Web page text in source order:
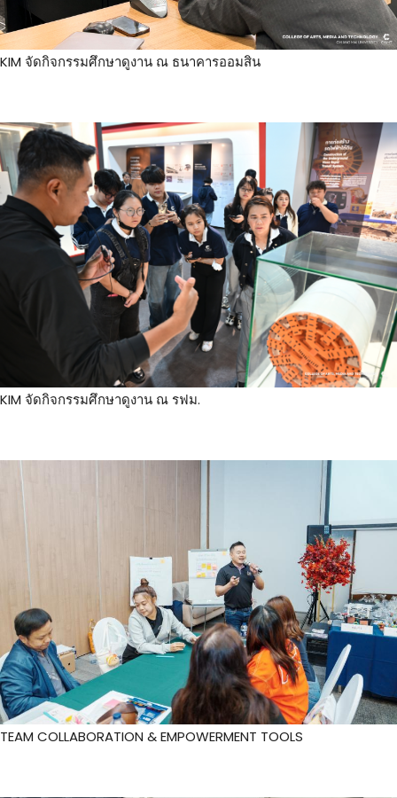
KIM จัดกิจกรรมศึกษาดูงาน ณ ธนาคารออมสิน
KIM จัดกิจกรรมศึกษาดูงาน ณ รฟม.
TEAM COLLABORATION & EMPOWERMENT TOOLS